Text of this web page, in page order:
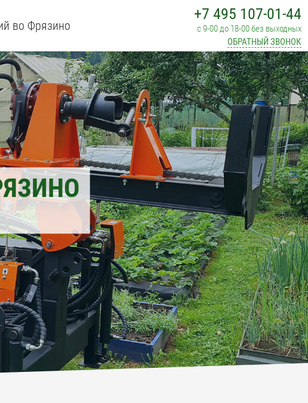
во Фрязино
+7 495 107-01-44
с 9-00 до 18-00 без выходных
ОБРАТНЫЙ ЗВОНОК